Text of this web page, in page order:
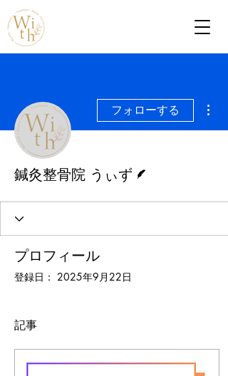
フォローする
鍼灸整骨院 うぃず
プロフィール
登録日： 2025年9月22日
記事